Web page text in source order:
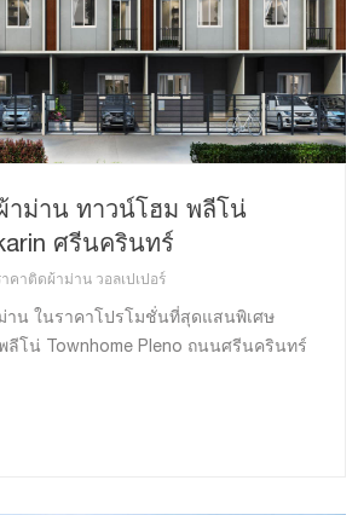
าม่าน ทาวน์โฮม พลีโน่
ศรีนครินทร์
าคาติดผ้าม่าน วอลเปเปอร์
าน ในราคาโปรโมชั่นที่สุดแสนพิเศษ
ลีโน่ Townhome Pleno ถนนศรีนครินทร์